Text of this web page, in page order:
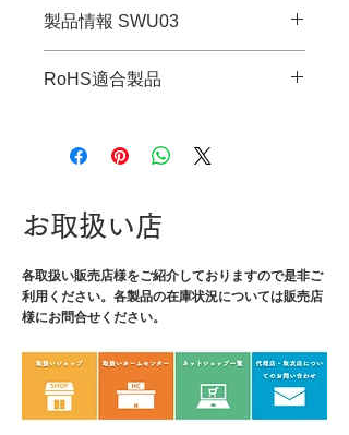
製品情報 SWU03
・線幅：1.9mm
RoHS適合製品
お取扱い店
各取扱い販売店様をご紹介しておりますので是非ご
利用ください。各製品の在庫状況については販売店
様にお問合せください。